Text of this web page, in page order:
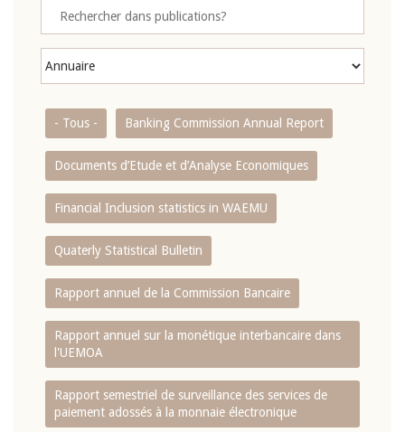
- Tous - Banking Commission Annual Report
Documents d’Etude et d’Analyse Economiques
Financial Inclusion statistics in WAEMU
Quaterly Statistical Bulletin
Rapport annuel de la Commission Bancaire
Rapport annuel sur la monétique interbancaire dans
l'UEMOA
Rapport semestriel de surveillance des services de
paiement adossés à la monnaie électronique